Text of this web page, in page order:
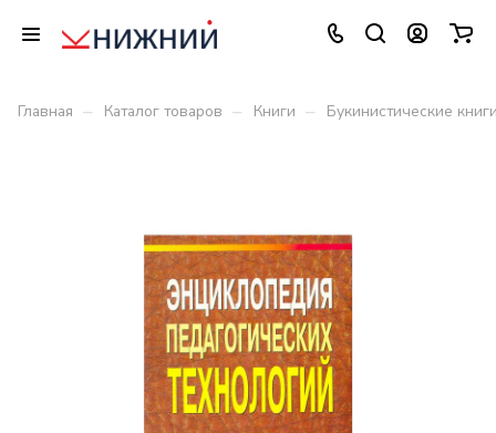
Главная – Каталог товаров – Книги – Букинистические